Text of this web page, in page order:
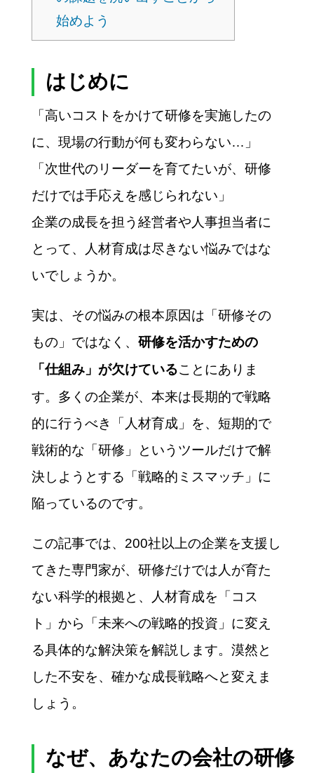
始めよう
はじめに
「高いコストをかけて研修を実施したの
に、現場の行動が何も変わらない…」
「次世代のリーダーを育てたいが、研修
だけでは手応えを感じられない」
企業の成長を担う経営者や人事担当者に
とって、人材育成は尽きない悩みではな
いでしょうか。
実は、その悩みの根本原因は「研修その
もの」ではなく、 研修を活かすための
「仕組み」が欠けていることにありま
す。多くの企業が、本来は長期的で戦略
的に行うべき「人材育成」を、短期的で
戦術的な「研修」というツールだけで解
決しようとする「戦略的ミスマッチ」に
陥っているのです。
この記事では、200社以上の企業を支援し
てきた専門家が、研修だけでは人が育た
ない科学的根拠と、人材育成を「コス
ト」から「未来への戦略的投資」に変え
る具体的な解決策を解説します。漠然と
した不安を、確かな成長戦略へと変えま
しょう。
なぜ、あなたの会社の研修